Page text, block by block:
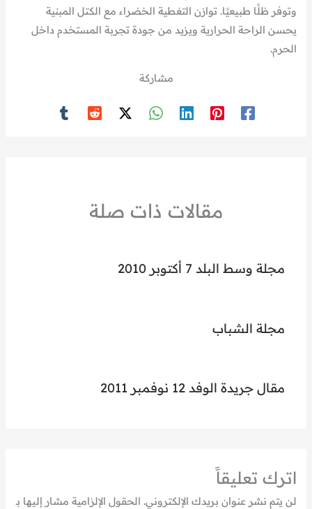
وتوفر ظلًا طبيعيًا. توازن التغطية الخضراء مع الكتل المبنية
يحسن الراحة الحرارية ويزيد من جودة تجربة المستخدم داخل
الحرم.
مشاركة
مقالات ذات صلة
مجلة وسط البلد 7 أكتوبر 2010
مجلة الشباب
مقال جريدة الوفد 12 نوفمبر 2011
اترك تعليقاً
لن يتم نشر عنوان بريدك الإلكتروني. الحقول الإلزامية مشار إليها بـ